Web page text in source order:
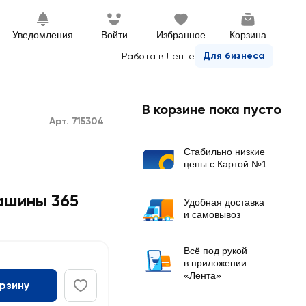
Уведомления Войти Избранное
Корзина
Работа в Ленте
Для бизнеса
Арт. 715304
365
В корзине пока пусто
Стабильно низкие
цены с Картой №1
Удобная доставка
и самовывоз
Всё под рукой
в приложении
«Лента»